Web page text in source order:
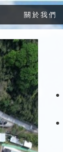
關於我們